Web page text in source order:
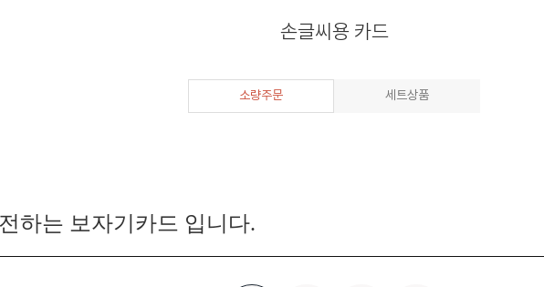
손글씨용 카드
소량주문 세트상품
하는 보자기카드 입니다.